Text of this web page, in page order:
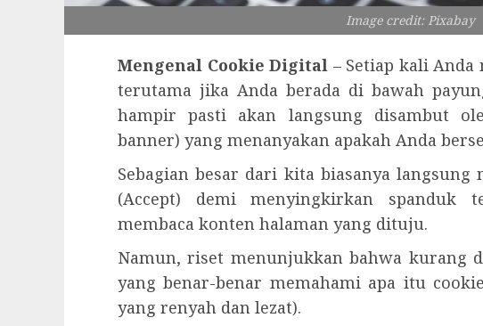
Image credit: Pixabay
Mengenal Cookie Digital – Setiap kali
terutama jika Anda berada di bawah
hampir pasti akan langsung disambut
banner) yang menanyakan apakah Anda
Sebagian besar dari kita biasanya langsung
(Accept) demi menyingkirkan spanduk
membaca konten halaman yang dituju.
Namun, riset menunjukkan bahwa kurang
yang benar-benar memahami apa itu
yang renyah dan lezat).